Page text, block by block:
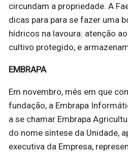
circundam a propriedade. A
dicas para para se fazer uma
hídricos na lavoura: atenção
cultivo protegido, e
EMBRAPA
Em novembro, mês em que
fundação, a Embrapa
a se chamar Embrapa
do nome síntese da Unidade,
executiva da Empresa,